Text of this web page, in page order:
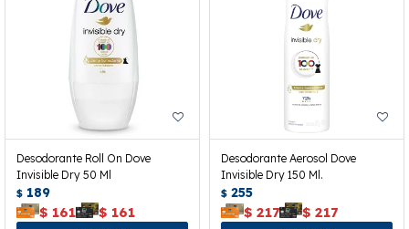
Desodorante Roll On Dove
Invisible Dry 50 Ml
$ 189
$ 161 $ 161
Desodorante Aerosol Dove
Invisible Dry 150 Ml.
$ 255
$ 217 $ 217